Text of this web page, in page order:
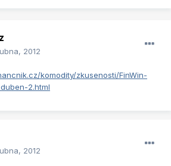
2012
komodity/zkusenosti/FinWin-
2.html
2012